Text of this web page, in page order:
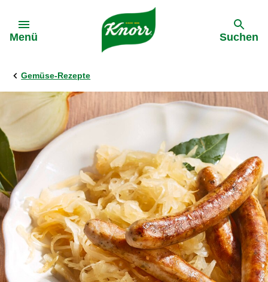
Menü Suchen
Gemüse-Rezepte